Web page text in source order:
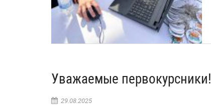
Уважаемые первокурсники!
29.08.2025